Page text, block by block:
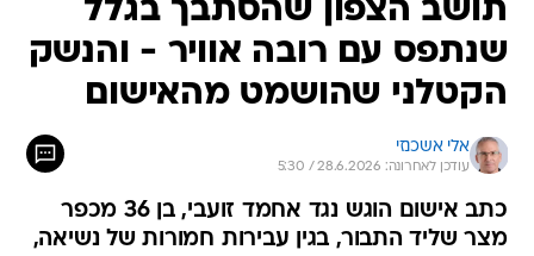
תושב הצפון שהסתבך בגלל
שנתפס עם רובה אוויר - והנשק
הקטלני שהושמט מהאישום
אלי אשכנזי
עודכן לאחרונה: 28.6.2026 / 5:30
כתב אישום הוגש נגד אחמד זועבי, בן 36 מכפר
מצר שליד התבור, בגין עבירות חמורות של נשיאה,